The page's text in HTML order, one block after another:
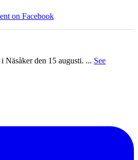
on Facebook
Näsåker den 15 augusti. ... See